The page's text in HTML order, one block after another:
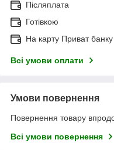
Післяплата
Готівкою
На карту Приват банку
Всі умови оплати
Умови повернення
Повернення товару
Всі умови повернення